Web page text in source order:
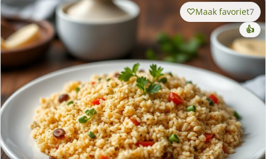
Maak favoriet7
👍